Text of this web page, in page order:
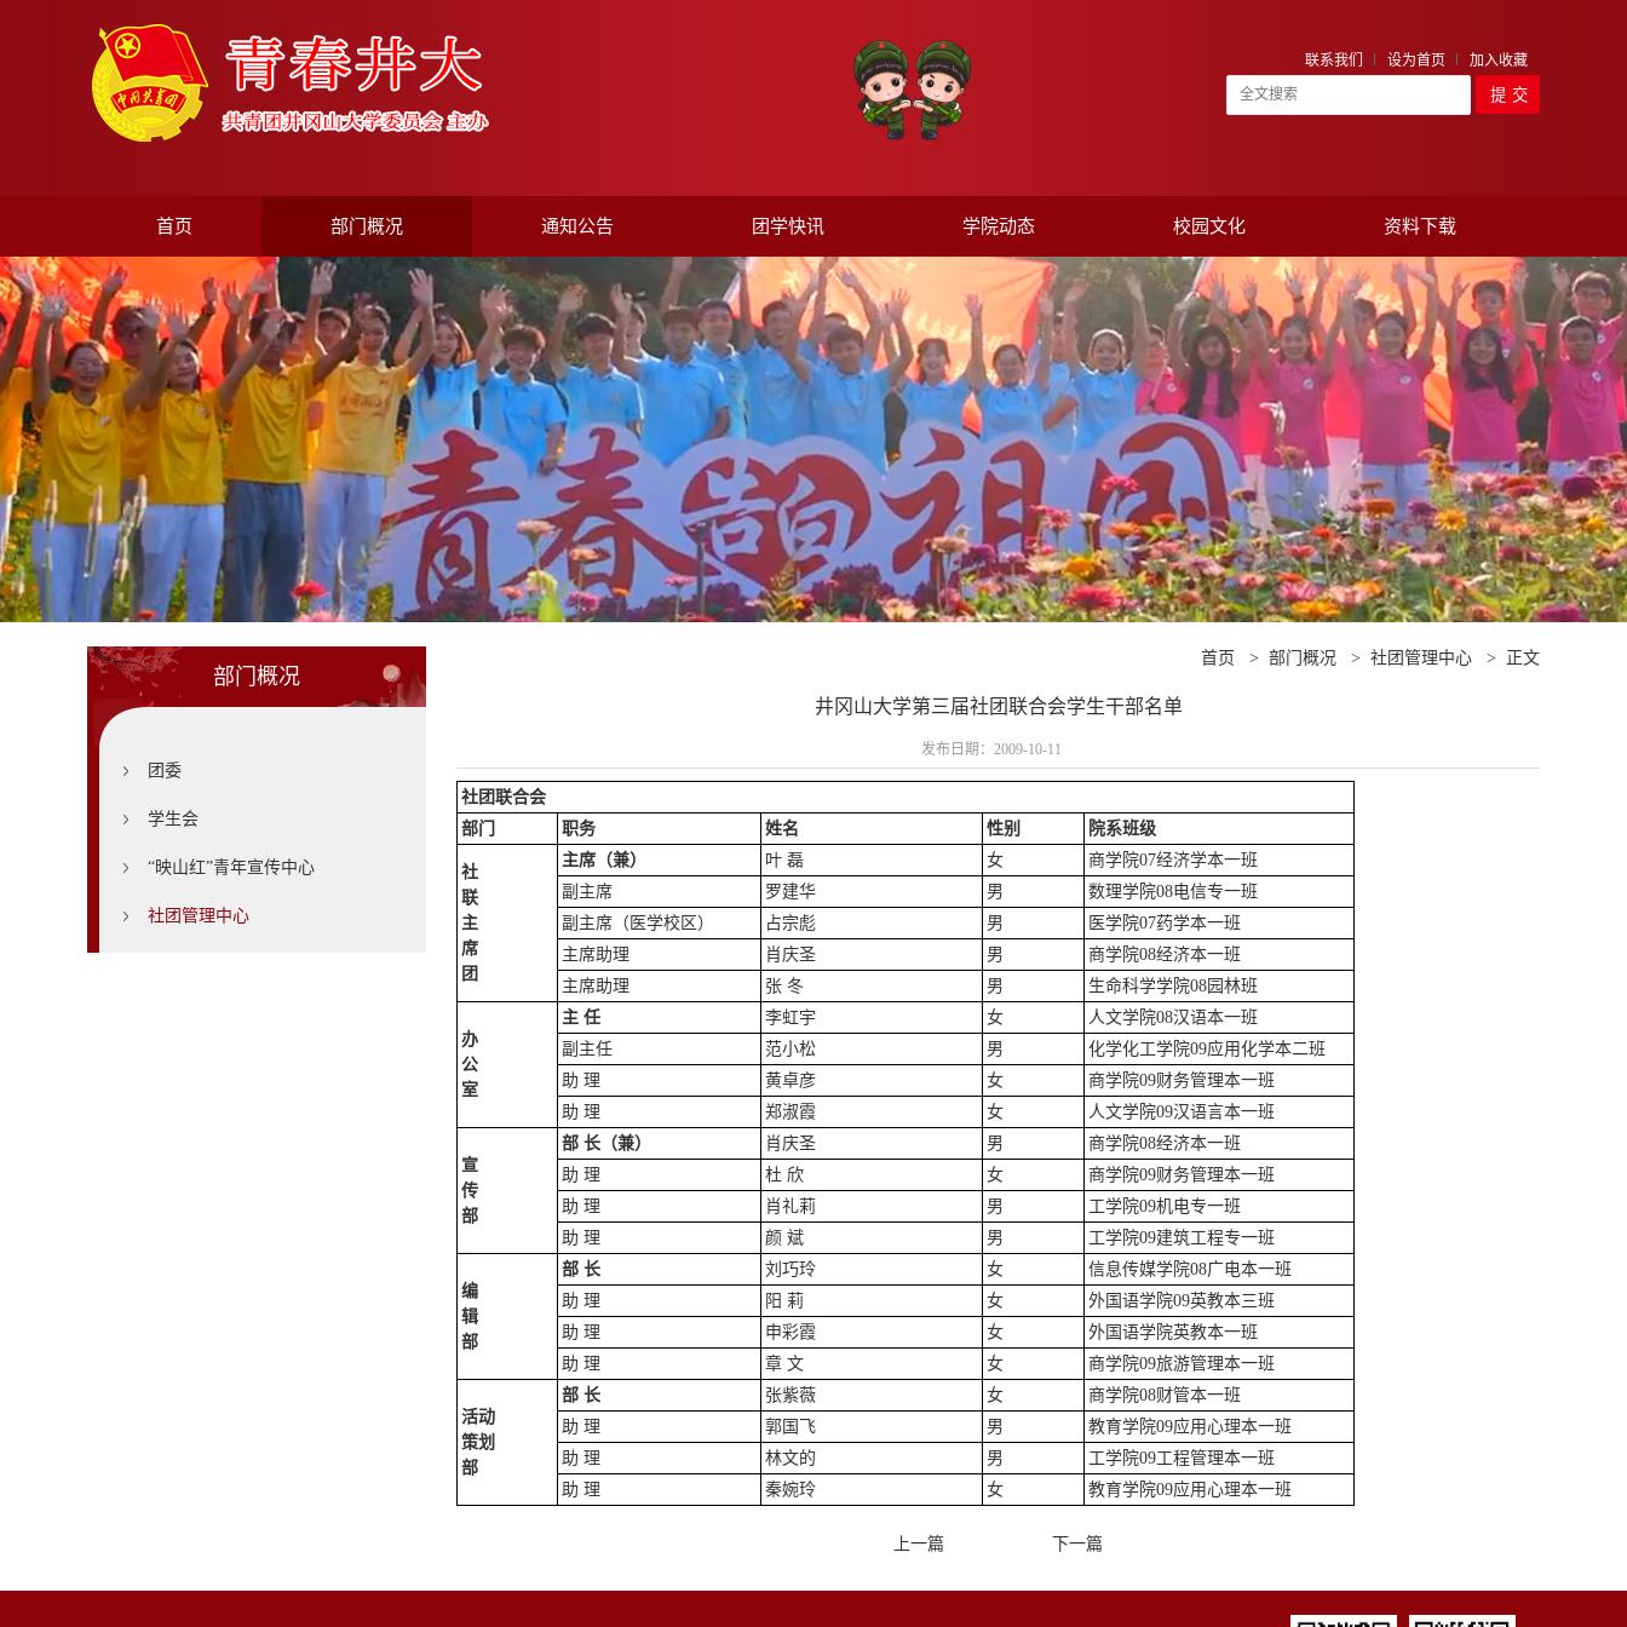
联系我们 设为首页 加入收藏
首页 部门概况 通知公告 团学快讯 学院动态 校园文化 资料下载
部门概况
团委
学生会
“映山红”青年宣传中心
社团管理中心
首页 > 部门概况 > 社团管理中心 > 正文
井冈山大学第三届社团联合会学生干部名单
发布日期：2009-10-11
社团联合会
部门 职务 姓名 性别 院系班级
社
联
主
席
团
主席（兼） 叶 磊 女
商学院07经济学本一班
副主席
罗建华 男
数理学院08电信专一班
副主席（医学校区）
占宗彪 男
医学院07药学本一班
主席助理
肖庆圣 男
商学院08经济本一班
主席助理
张 冬 男 生命科学学院08园林班
办
公
室
主 任 李虹宇 女
人文学院08汉语本一班
副主任
范小松 男
化学化工学院09应用化学本二班
助 理
黄卓彦 女
商学院09财务管理本一班
助 理
郑淑霞 女 人文学院09汉语言本一班
宣
传
部
部 长（兼） 肖庆圣 男
商学院08经济本一班
助 理
杜 欣 女
商学院09财务管理本一班
助 理
肖礼莉 男
工学院09机电专一班
助 理
颜 斌 男 工学院09建筑工程专一班
编
辑
部
部 长 刘巧玲 女
信息传媒学院08广电本一班
助 理
阳 莉 女
外国语学院09英教本三班
助 理
申彩霞 女
外国语学院英教本一班
助 理
章 文 女 商学院09旅游管理本一班
活动
策划
部
部 长 张紫薇 女
商学院08财管本一班
助 理
郭国飞 男
教育学院09应用心理本一班
助 理
林文的 男
工学院09工程管理本一班
助 理
秦婉玲 女 教育学院09应用心理本一班
上一篇 下一篇